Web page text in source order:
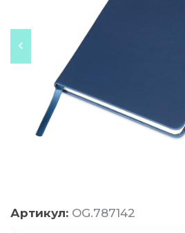
Артикул: OG.787142